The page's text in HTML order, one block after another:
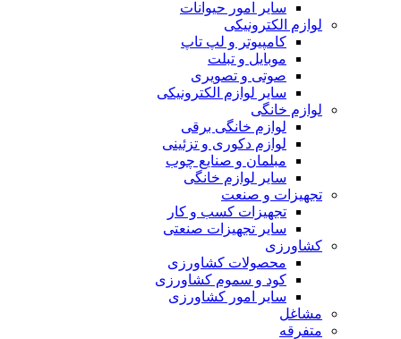
سایر امور حیوانات
لوازم الکترونیکی
کامپیوتر و لپ تاپ
موبایل و تبلت
صوتی و تصویری
سایر لوازم الکترونیکی
لوازم خانگی
لوازم خانگی برقی
لوازم دکوری و تزئینی
مبلمان و صنایع چوب
سایر لوازم خانگی
تجهیزات و صنعت
تجهیزات کسب و کار
سایر تجهیزات صنعتی
کشاورزی
محصولات کشاورزی
کود و سموم کشاورزی
سایر امور کشاورزی
مشاغل
متفرقه